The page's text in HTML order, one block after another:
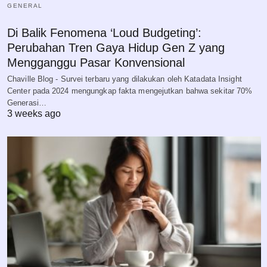
GENERAL
Di Balik Fenomena ‘Loud Budgeting’:
Perubahan Tren Gaya Hidup Gen Z yang
Mengganggu Pasar Konvensional
Chaville Blog - Survei terbaru yang dilakukan oleh Katadata Insight
Center pada 2024 mengungkap fakta mengejutkan bahwa sekitar 70%
Generasi…
3 weeks ago